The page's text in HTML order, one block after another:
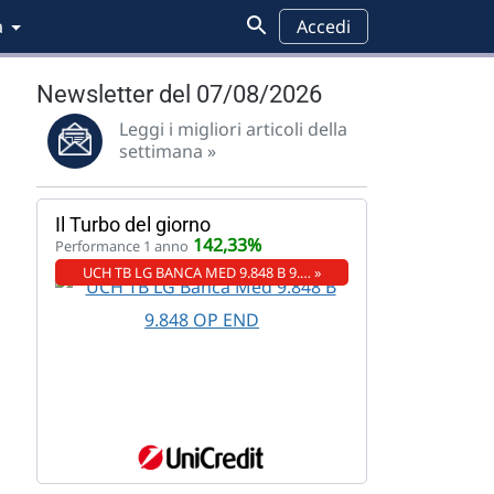
Accedi
Newsletter del 07/08/2026
Leggi i migliori articoli della
settimana »
Il Turbo del giorno
Performance 1 anno 142,33%
UCH TB LG BANCA MED 9.848 B 9.… »